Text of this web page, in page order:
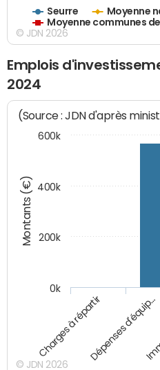
Seurre
Moyenne
Moyenne communes
© JDN 2026
Emplois
2024
Montants (€)
(Source : JDN d'après
Charges à répartirDépenses d'équip…
0k
200k
400k
600k
© JDN 2026